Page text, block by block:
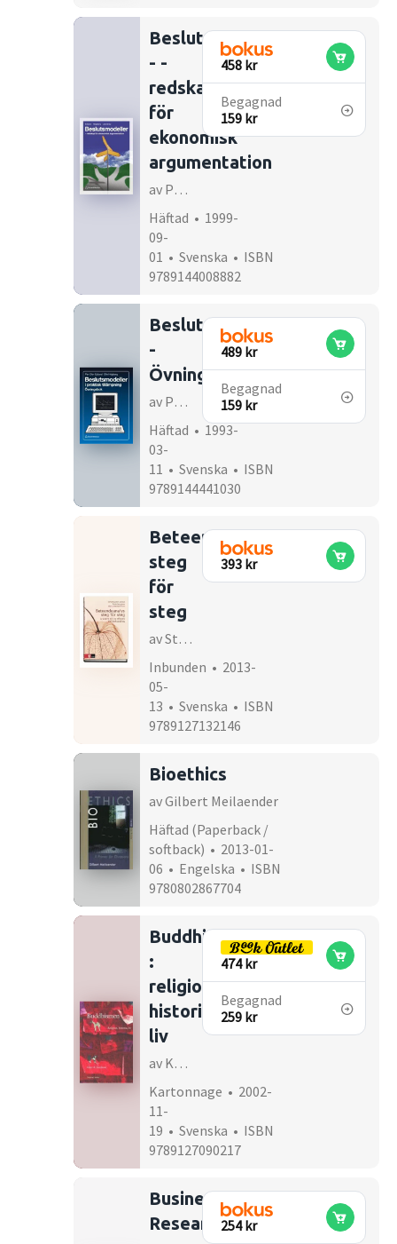
Beslutsmodeller
- -
redskap
för
ekonomisk
argumentation
av Per-Olov Edlund, Olle Högberg, Björn Leonardz
Häftad • 1999-
09-
01 • Svenska • ISBN
9789144008882
458 kr
Begagnad
159 kr
Beslutsmodeller
-
Övningsbok
av Per-Olov Edlund
Häftad • 1993-
03-
11 • Svenska • ISBN
9789144441030
489 kr
Begagnad
159 kr
Beteendeanalys
steg
för
steg
av Steven Linton, Sofia Bergbom, Ida Flink
Inbunden • 2013-
05-
13 • Svenska • ISBN
9789127132146
393 kr
Bioethics
av Gilbert Meilaender
Häftad (Paperback /
softback) • 2013-01-
06 • Engelska • ISBN
9780802867704
Buddhismen
:
religion,
historia,
liv
av Knut A Jacobsen
Kartonnage • 2002-
11-
19 • Svenska • ISBN
9789127090217
474 kr
Begagnad
259 kr
Business
Research254 kr